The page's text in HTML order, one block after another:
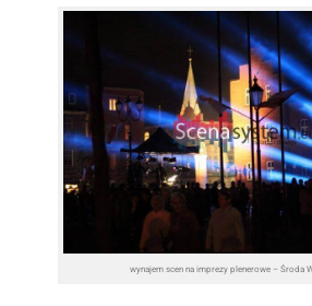
wynajem scen na imprezy plenerowe – Środa